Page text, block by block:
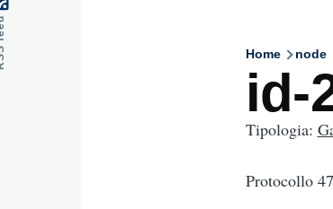
Home node
id-
Tipologia:
Protocollo